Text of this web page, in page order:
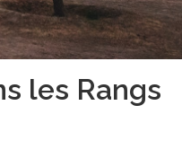
les Rangs